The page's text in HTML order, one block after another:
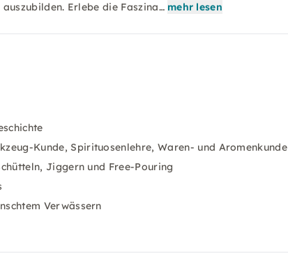
Erlebe die Faszina… mehr lesen
Kunde, Spirituosenlehre, Waren- und Aromenkunde
Jiggern und Free-Pouring
Verwässern